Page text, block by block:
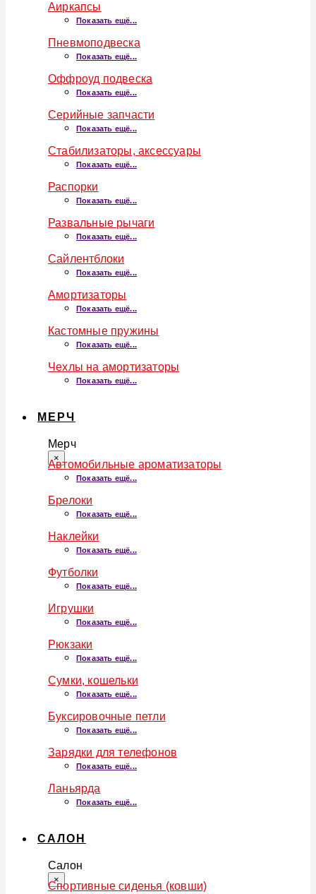
Аиркапсы
Показать ещё...
Пневмоподвеска
Показать ещё...
Оффроуд подвеска
Показать ещё...
Серийные запчасти
Показать ещё...
Стабилизаторы, аксессуары
Показать ещё...
Распорки
Показать ещё...
Развальные рычаги
Показать ещё...
Сайлентблоки
Показать ещё...
Амортизаторы
Показать ещё...
Кастомные пружины
Показать ещё...
Чехлы на амортизаторы
Показать ещё...
МЕРЧ
Мерч
×
Автомобильные ароматизаторы
Показать ещё...
Брелоки
Показать ещё...
Наклейки
Показать ещё...
Футболки
Показать ещё...
Игрушки
Показать ещё...
Рюкзаки
Показать ещё...
Сумки, кошельки
Показать ещё...
Буксировочные петли
Показать ещё...
Зарядки для телефонов
Показать ещё...
Ланьярда
Показать ещё...
САЛОН
Салон
×
Спортивные сиденья (ковши)